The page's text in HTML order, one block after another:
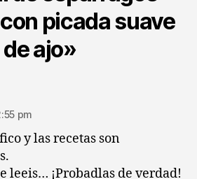
picada suave
de ajo»
pm
y las recetas son
leeis… ¡Probadlas de verdad!